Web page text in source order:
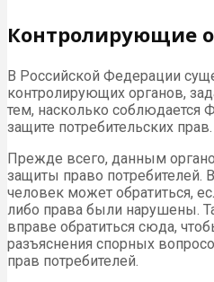
Контролирующие
В Российской Федерации
контролирующих органов,
тем, насколько соблюдается
защите потребительских прав.
Прежде всего, данным
защиты право потребителей.
человек может обратиться,
либо права были нарушены.
вправе обратиться сюда,
разъяснения спорных
прав потребителей.